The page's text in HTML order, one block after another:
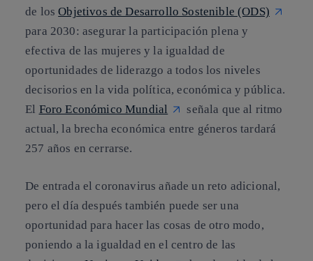
de losObjetivos de Desarrollo Sostenible (ODS)
para 2030: asegurar la participación plena y
efectiva de las mujeres y la igualdad de
oportunidades de liderazgo a todos los niveles
decisorios en la vida política, económica y pública.
El Foro Económico Mundial
señala que al ritmo
actual, la brecha económica entre géneros tardará
257 años en cerrarse.
De entrada elcoronavirus añade un reto adicional,
pero el día después también puede ser una
oportunidad para hacer las cosas de otro modo,
poniendo a la igualdad en el centro de las